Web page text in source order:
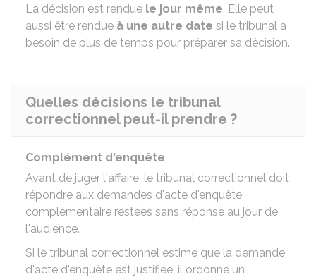
La décision est rendue le jour même. Elle peut
aussi être rendue à une autre date si le tribunal a
besoin de plus de temps pour préparer sa décision.
Quelles décisions le tribunal
correctionnel peut-il prendre ?
Complément d'enquête
Avant de juger l'affaire, le tribunal correctionnel doit
répondre aux demandes d'acte d'enquête
complémentaire restées sans réponse au jour de
l'audience.
Si le tribunal correctionnel estime que la demande
d'acte d'enquête est justifiée, il ordonne un